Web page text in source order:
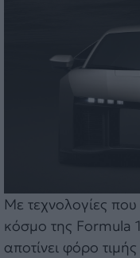
Με τεχνολογίες
κόσμο της Formula
αποτίνει φόρο